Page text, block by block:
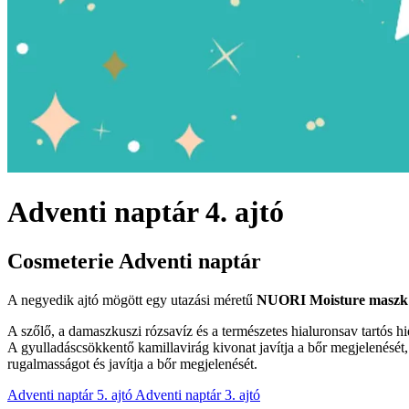
Adventi naptár 4. ajtó
Cosmeterie Adventi naptár
A negyedik ajtó mögött egy utazási méretű NUORI Moisture
A szőlő, a damaszkuszi rózsavíz és a természetes hialuronsav tartós
A gyulladáscsökkentő kamillavirág kivonat javítja a bőr
rugalmasságot és javítja a bőr megjelenését.
Adventi naptár 5. ajtó Adventi naptár 3. ajtó